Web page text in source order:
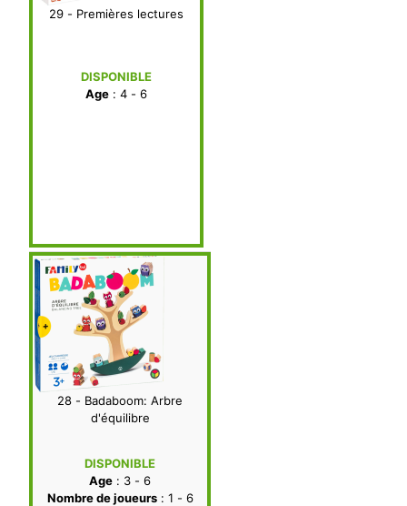
29 - Premières lectures
DISPONIBLE
Age : 4 - 6
28 - Badaboom: Arbre
d'équilibre
DISPONIBLE
Age : 3 - 6
Nombre de joueurs: 1 - 6